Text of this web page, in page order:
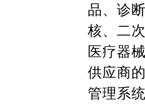
品、诊
核、二
医疗器
供应商
管理系